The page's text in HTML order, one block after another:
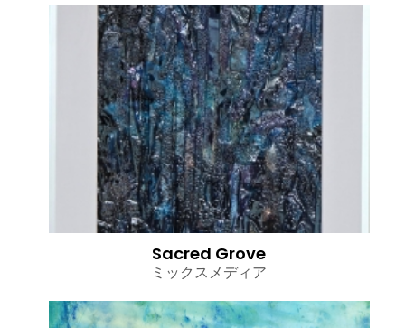
Sacred Grove
ミックスメディア